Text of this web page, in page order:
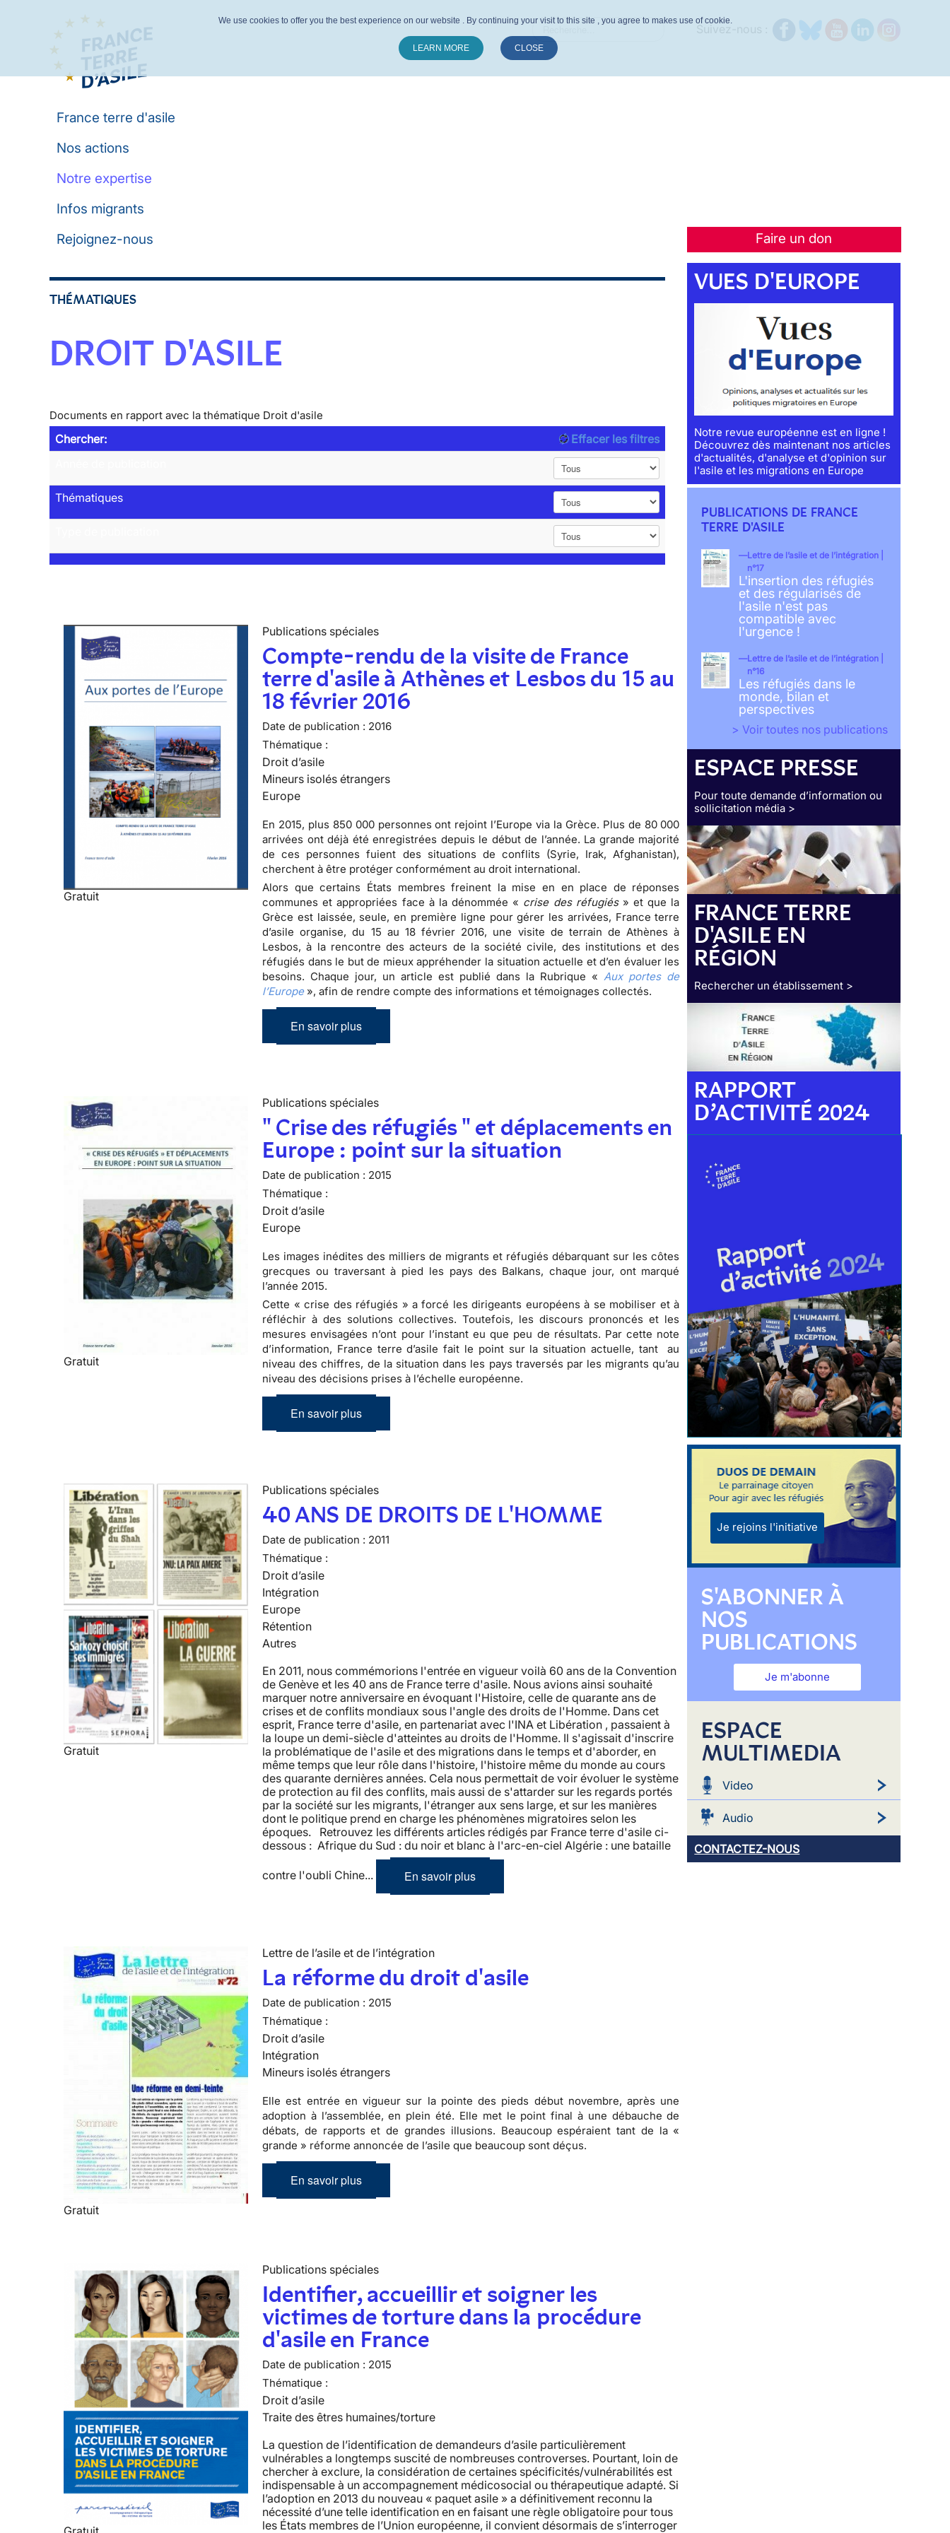
France terre d'asile
Nos actions
Notre expertise
Infos migrants
Faire un don
Rejoignez-nous
THÉMATIQUES
DROIT D'ASILE
Documents en rapport avec la thématique Droit d'asile
Chercher:
Effacer les filtres
Thématiques
Gratuit
Publications spéciales
Compte-rendu de la visite de France
terre d'asile à Athènes et Lesbos du 15 au
18 février 2016
Date de publication : 2016
Thématique :
Droit d’asile
Mineurs isolés étrangers
Europe
En 2015, plus 850 000 personnes ont rejoint l’Europe via la Grèce. Plus de 80 000
arrivées ont déjà été enregistrées depuis le début de l’année. La grande majorité
de ces personnes fuient des situations de conflits (Syrie, Irak, Afghanistan),
cherchent à être protéger conformément au droit international.
Alors que certains États membres freinent la mise en en place de réponses
communes et appropriées face à la dénommée « crise des réfugiés» et que la
Grèce est laissée, seule, en première ligne pour gérer les arrivées, France terre
d’asile organise, du 15 au 18 février 2016, une visite de terrain de Athènes à
Lesbos, à la rencontre des acteurs de la société civile, des institutions et des
réfugiés dans le but de mieux appréhender la situation actuelle et d’en évaluer les
besoins. Chaque jour, un article est publié dans la Rubrique «Aux portes de
l’Europe», afin de rendre compte des informations et témoignages collectés.
En savoir plus
Gratuit
Publications spéciales
" Crise des réfugiés " et déplacements en
Europe : point sur la situation
Date de publication : 2015
Thématique :
Droit d’asile
Europe
Les images inédites des milliers de migrants et réfugiés débarquant sur les côtes
grecques ou traversant à pied les pays des Balkans, chaque jour, ont marqué
l’année 2015.
Cette « crise des réfugiés » a forcé les dirigeants européens à se mobiliser et à
réfléchir à des solutions collectives. Toutefois, les discours prononcés et les
mesures envisagées n’ont pour l’instant eu que peu de résultats. Par cette note
d’information, France terre d’asile fait le point sur la situation actuelle, tant au
niveau des chiffres, de la situation dans les pays traversés par les migrants qu’au
niveau des décisions prises à l’échelle européenne.
En savoir plus
Gratuit
Publications spéciales
40 ANS DE DROITS DE L'HOMME
Date de publication : 2011
Thématique :
Droit d’asile
Intégration
Europe
Rétention
Autres
En 2011, nous commémorions l'entrée en vigueur voilà 60 ans de la Convention
de Genève et les 40 ans de France terre d'asile. Nous avions ainsi souhaité
marquer notre anniversaire en évoquant l'Histoire, celle de quarante ans de
crises et de conflits mondiaux sous l'angle des droits de l'Homme. Dans cet
esprit, France terre d'asile, en partenariat avec l'INA et Libération , passaient à
la loupe un demi-siècle d'atteintes au droits de l'Homme. Il s'agissait d'inscrire
la problématique de l'asile et des migrations dans le temps et d'aborder, en
même temps que leur rôle dans l'histoire, l'histoire même du monde au cours
des quarante dernières années. Cela nous permettait de voir évoluer le système
de protection au fil des conflits, mais aussi de s'attarder sur les regards portés
par la société sur les migrants, l'étranger aux sens large, et sur les manières
dont le politique prend en charge les phénomènes migratoires selon les
époques. Retrouvez les différents articles rédigés par France terre d'asile ci-
dessous : Afrique du Sud : du noir et blanc à l'arc-en-ciel Algérie : une bataille
contre l'oubli Chine... En savoir plus
Gratuit
Lettre de l’asile et de l’intégration
La réforme du droit d'asile
Date de publication : 2015
Thématique :
Droit d’asile
Intégration
Mineurs isolés étrangers
Elle est entrée en vigueur sur la pointe des pieds début novembre, après une
adoption à l’assemblée, en plein été. Elle met le point final à une débauche de
débats, de rapports et de grandes illusions. Beaucoup espéraient tant de la «
grande » réforme annoncée de l’asile que beaucoup sont déçus.
En savoir plus
Publications spéciales
Identifier, accueillir et soigner les
victimes de torture dans la procédure
d'asile en France
Date de publication : 2015
Thématique :
Droit d’asile
Traite des êtres humaines/torture
La question de l’identification de demandeurs d’asile particulièrement
vulnérables a longtemps suscité de nombreuses controverses. Pourtant, loin de
chercher à exclure, la considération de certaines spécificités/vulnérabilités est
indispensable à un accompagnement médicosocial ou thérapeutique adapté. Si
l’adoption en 2013 du nouveau « paquet asile » a définitivement reconnu la
nécessité d’une telle identification en en faisant une règle obligatoire pour tous
les États membres de l’Union européenne, il convient désormais de s’interroger
VUES D'EUROPE
Notre revue européenne est en ligne !
Découvrez dès maintenant nos articles
d'actualités, d'analyse et d'opinion sur
l'asile et les migrations en Europe
PUBLICATIONS DE FRANCE
TERRE D'ASILE
Lettre de l’asile et de l’intégration |
n°17
L'insertion des réfugiés
et des régularisés de
l'asile n'est pas
compatible avec
l'urgence !
Lettre de l’asile et de l’intégration |
n°16
Les réfugiés dans le
monde, bilan et
perspectives
> Voir toutes nos publications
ESPACE PRESSE
Pour toute demande d’information ou
sollicitation média >
FRANCE TERRE
D'ASILE EN
RÉGION
Rechercher un établissement >
RAPPORT
D’ACTIVITÉ 2024
Je rejoins l'initiative
S'ABONNER À
NOS
PUBLICATIONS
Je m'abonne
ESPACE
MULTIMEDIA
Video
Audio
CONTACTEZ-NOUS
We use cookies to offer you the best experience on our website . By continuing your visit to this site , you agree to makes use of cookie.
LEARN MORE CLOSE